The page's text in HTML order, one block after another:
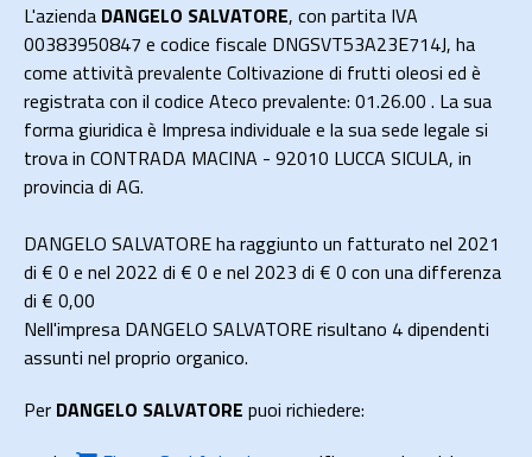
L'azienda DANGELO SALVATORE, con partita IVA
00383950847 e codice fiscale DNGSVT53A23E714J, ha
come attività prevalente Coltivazione di frutti oleosi ed è
registrata con il codice Ateco prevalente: 01.26.00 . La sua
forma giuridica è Impresa individuale e la sua sede legale si
trova in CONTRADA MACINA - 92010 LUCCA SICULA, in
provincia di AG.
DANGELO SALVATORE ha raggiunto un fatturato nel 2021
di € 0 e nel 2022 di € 0 e nel 2023 di € 0 con una differenza
di € 0,00
Nell'impresa DANGELO SALVATORE risultano 4 dipendenti
assunti nel proprio organico.
Per DANGELO SALVATORE puoi richiedere: